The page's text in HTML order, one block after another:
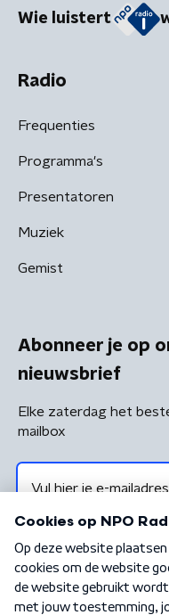
Wie luistert
Radio
Frequenties
Programma's
Presentatoren
Muziek
Gemist
Abonneer je op
nieuwsbrief
Elke zaterdag het
mailbox
Algemene voorwaarden